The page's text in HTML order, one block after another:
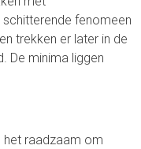
fenomeen
trekken er later in de
De minima liggen
het raadzaam om